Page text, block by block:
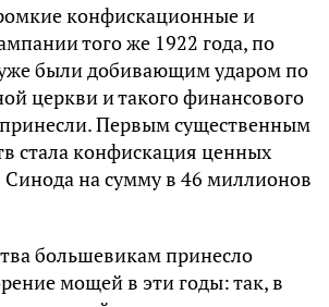
конфискационные и
того же 1922 года, по
были добивающим ударом по
церкви и такого финансового
принесли. Первым существенным
стала конфискация ценных
Синода на сумму в 46 миллионов
большевикам принесло
мощей в эти годы: так, в